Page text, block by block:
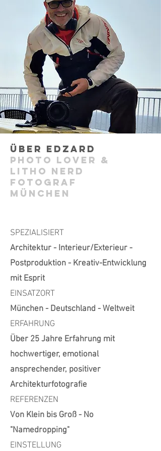
Über Edzard
Photo Lover &
Litho Nerd
Fotograf
München
SPEZIALISIERT
Architektur - Interieur/Exterieur -
Postproduktion - Kreativ-Entwicklung
mit Esprit
EINSATZORT
München - Deutschland - Weltweit
ERFAHRUNG
Über 25 Jahre Erfahrung mit
hochwertiger, emotional
ansprechender, positiver
Architekturfotografie
REFERENZEN
Von Klein bis Groß - No
"Namedropping"
EINSTELLUNG